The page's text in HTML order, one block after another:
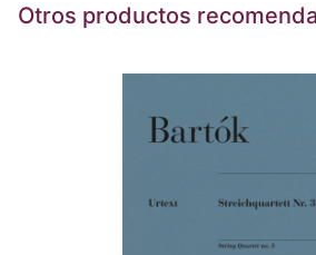
Otros productos